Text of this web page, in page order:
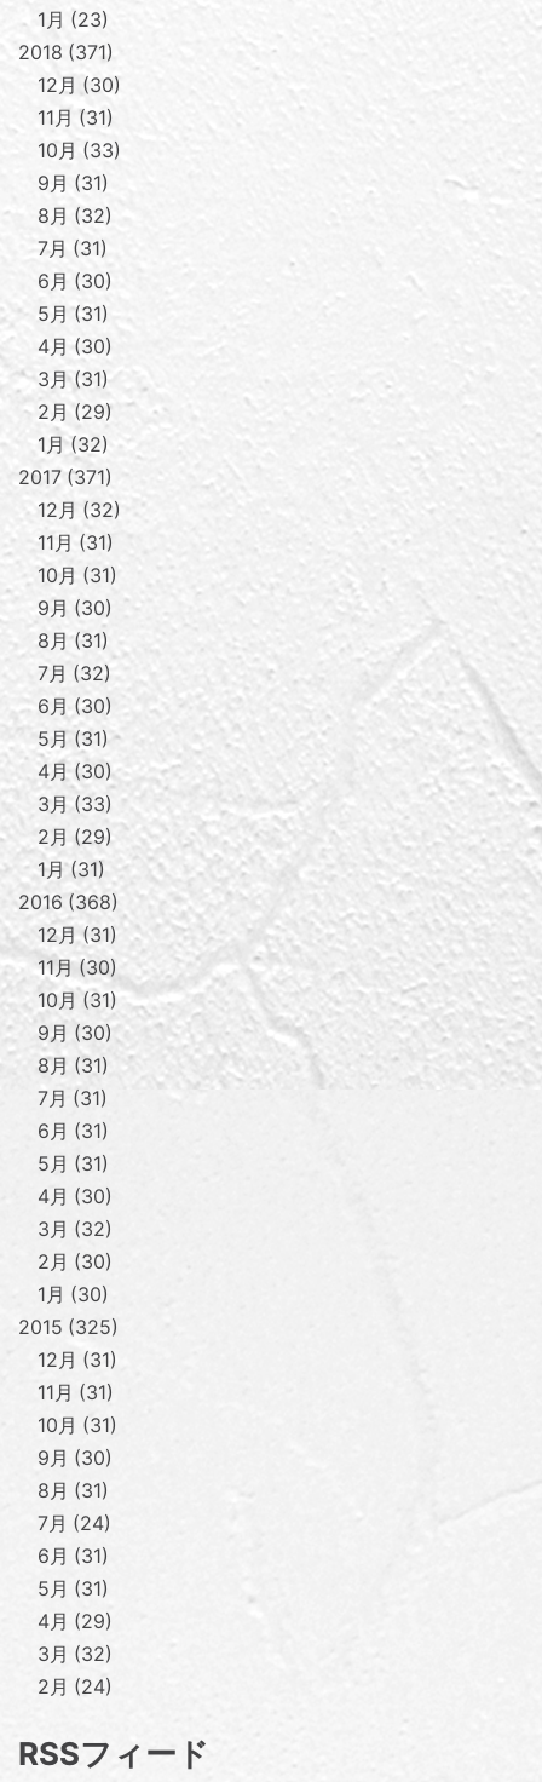
1月
23
2018 371
12月
30
11月
31
10月
33
9月
31
8月
32
7月
31
6月
30
5月
31
4月
30
3月 31
2月
29
1月
32
2017 371
12月
32
11月
31
10月
31
9月
30
8月
31
7月
32
6月
30
5月 31
4月 30
3月
33
2月
29
1月
31
2016 368
12月
31
11月 30
10月
31
9月
30
8月
31
7月
31
6月
31
5月
31
4月
30
3月
32
2月
30
1月
30
2015 325
12月
31
11月
31
10月
31
9月
30
8月
31
7月
24
6月
31
5月
31
4月
29
3月
32
2月
24
RSSフィード